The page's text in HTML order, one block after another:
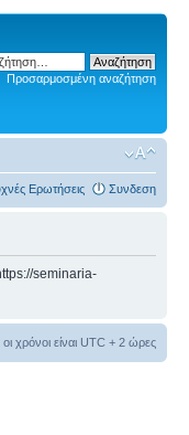
Προσαρμοσμένη αναζήτηση
Ερωτήσεις Συνδεση
seminaria-
οι χρόνοι είναι UTC + 2 ώρες